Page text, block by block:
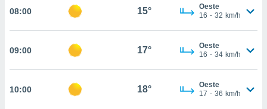
análisis
perfil
y
en
08:00 15°
Oeste
16 - 32 km/h
09:00 17°
Oeste
16 - 34 km/h
10:00 18°
Oeste
17 - 36 km/h